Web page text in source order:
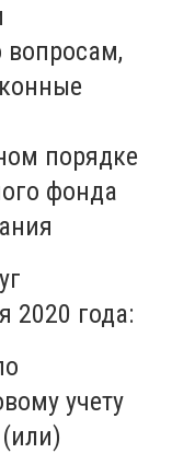
порядке
фонда
2020 года:
учету